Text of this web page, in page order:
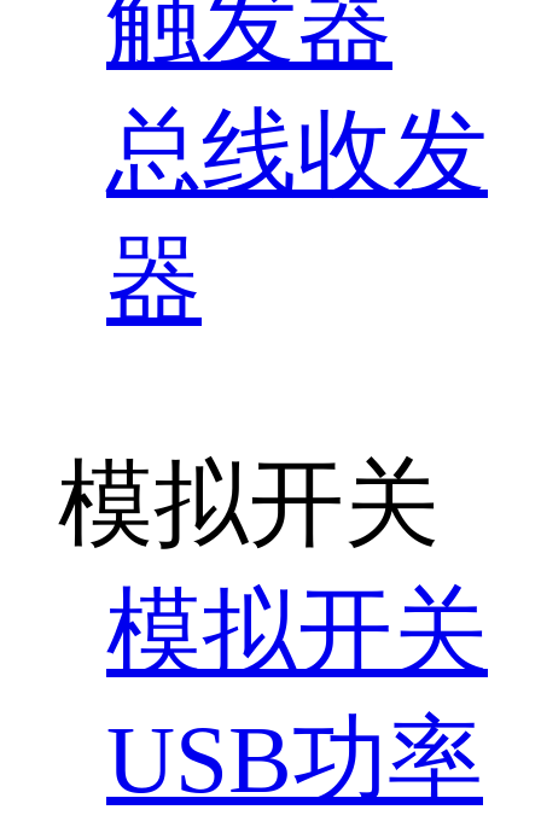
触发器
总线收发
器
模拟开关
模拟开关
USB功率